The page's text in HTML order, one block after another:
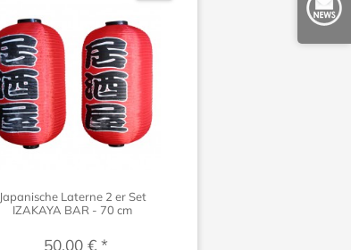
Japanische Laterne 2 er Set
IZAKAYA BAR - 70 cm
50,00 € *